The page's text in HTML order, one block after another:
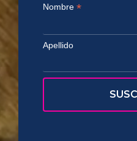
Nombre *
Apellido